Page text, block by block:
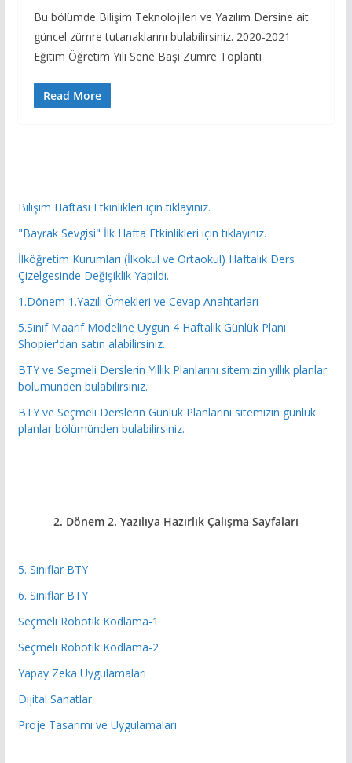
Bu bölümde Bilişim Teknolojileri ve Yazılım Dersine ait
güncel zümre tutanaklarını bulabilirsiniz. 2020-2021
Eğitim Öğretim Yılı Sene Başı Zümre Toplantı
Read More
Bilişim Haftası Etkinlikleri için tıklayınız.
"Bayrak Sevgisi" İlk Hafta Etkinlikleri için tıklayınız.
İlköğretim Kurumları (İlkokul ve Ortaokul) Haftalık Ders
Çizelgesinde Değişiklik Yapıldı.
1.Dönem 1.Yazılı Örnekleri ve Cevap Anahtarları
5.Sınıf Maarif Modeline Uygun 4 Haftalık Günlük Planı
Shopier'dan satın alabilirsiniz.
BTY ve Seçmeli Derslerin Yıllık Planlarını sitemizin yıllık planlar
bölümünden bulabilirsiniz.
BTY ve Seçmeli Derslerin Günlük Planlarını sitemizin günlük
planlar bölümünden bulabilirsiniz.
2. Dönem 2. Yazılıya Hazırlık Çalışma Sayfaları
5. Sınıflar BTY
6. Sınıflar BTY
Seçmeli Robotik Kodlama-1
Seçmeli Robotik Kodlama-2
Yapay Zeka Uygulamaları
Dijital Sanatlar
Proje Tasarımı ve Uygulamaları